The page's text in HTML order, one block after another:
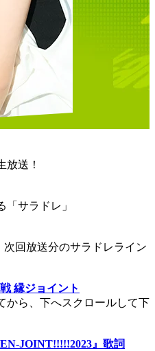
放送！
サラドレ」
回放送分のサラドレライン
縁ジョイント
ら、下へスクロールして下
JOINT!!!!!2023』歌詞